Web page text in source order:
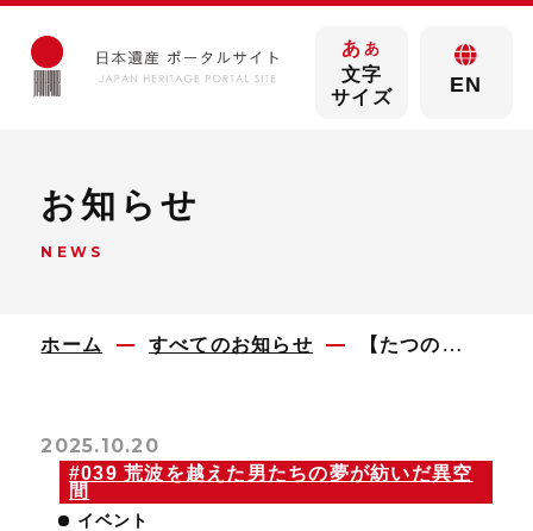
あ あ
文字
サイズ
EN
お知らせ
NEWS
ホーム すべてのお知らせ 【たつの市】第6回 関西北前船研究交流セミナーのご案内
2025.10.20
#039 荒波を越えた男たちの夢が紡いだ異空
間
イベント